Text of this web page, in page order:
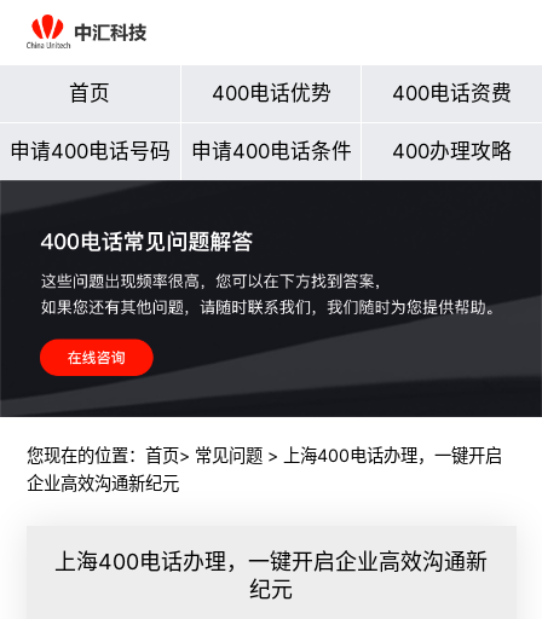
首页 400电话优势 400电话资费
申请400电话号码 申请400电话条件 400办理攻略
您现在的位置： 首页> 常见问题> 上海400电话办理，一键开启
企业高效沟通新纪元
上海400电话办理，一键开启企业高效沟通新
纪元